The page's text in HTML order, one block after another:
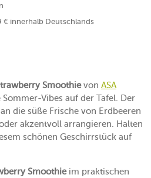
€ innerhalb Deutschlands
Smoothievon ASA
Vibes auf der Tafel. Der
die süße Frische von Erdbeeren
akzentvoll arrangieren. Halten
schönen Geschirrstück auf
Smoothieim praktischen